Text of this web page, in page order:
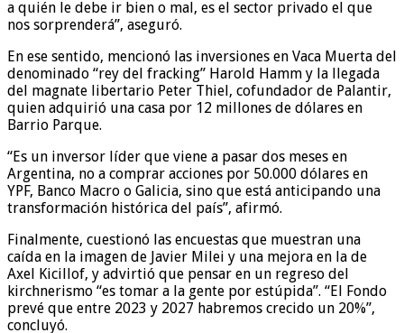
a quién le debe ir bien o mal, es el sector privado el que
nos sorprenderá”, aseguró.
En ese sentido, mencionó las inversiones en Vaca Muerta del
denominado “rey del fracking” Harold Hamm y la llegada
del magnate libertario Peter Thiel, cofundador de Palantir,
quien adquirió una casa por 12 millones de dólares en
Barrio Parque.
“Es un inversor líder que viene a pasar dos meses en
Argentina, no a comprar acciones por 50.000 dólares en
YPF, Banco Macro o Galicia, sino que está anticipando una
transformación histórica del país”, afirmó.
Finalmente, cuestionó las encuestas que muestran una
caída en la imagen de Javier Milei y una mejora en la de
Axel Kicillof, y advirtió que pensar en un regreso del
kirchnerismo “es tomar a la gente por estúpida”. “El Fondo
prevé que entre 2023 y 2027 habremos crecido un 20%”,
concluyó.